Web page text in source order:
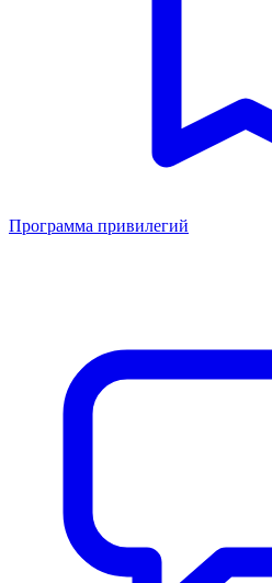
Программа привилегий